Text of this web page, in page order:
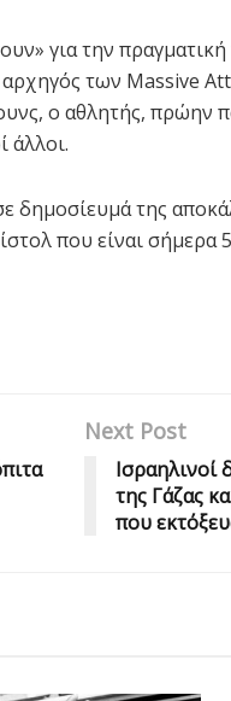
για την
των Massive
ο αθλητής, πρώην
άλλοι.
δημοσίευμά της
που είναι σήμερα
Next Post
Ισραηλινοί
της Γάζας
που